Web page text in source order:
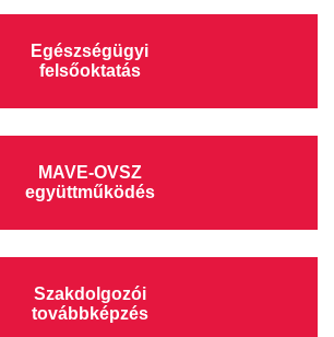
Egészségügyi
felsőoktatás
MAVE-OVSZ
együttműködés
Szakdolgozói
továbbképzés